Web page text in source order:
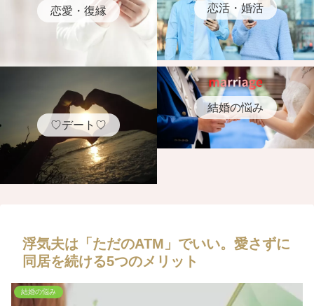
恋愛・復縁 恋活・婚活
♡デート♡
結婚の悩み
浮気夫は「ただのATM」でいい。愛さずに
同居を続ける5つのメリット
結婚の悩み